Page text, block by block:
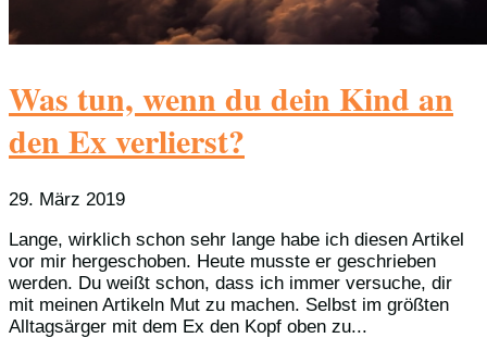
Was tun, wenn du dein Kind an
den Ex verlierst?
29. März 2019
Lange, wirklich schon sehr lange habe ich diesen Artikel
vor mir hergeschoben. Heute musste er geschrieben
werden. Du weißt schon, dass ich immer versuche, dir
mit meinen Artikeln Mut zu machen. Selbst im größten
Alltagsärger mit dem Ex den Kopf oben zu...